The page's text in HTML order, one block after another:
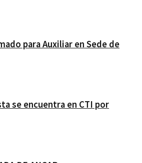
para Auxiliar en Sede de
se encuentra en CTI por